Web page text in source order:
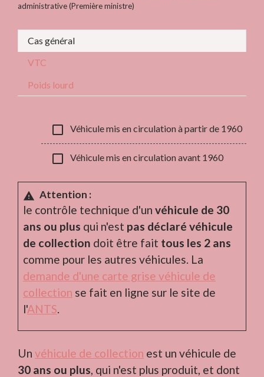
administrative (Première ministre)
Cas général
VTC
Poids lourd
check_box_outline_blank Véhicule mis en circulation à partir de 1960
check_box_outline_blank Véhicule mis en circulation avant 1960
warning Attention :
le contrôle technique d'un véhicule de 30
ans ou plus qui n'est pas déclaré véhicule
de collection doit être fait tous les 2 ans
comme pour les autres véhicules. La
demande d'une carte grise véhicule de
collection se fait en ligne sur le site de
l'ANTS.
Un véhicule de collection est un véhicule de
30 ans ou plus , qui n'est plus produit, et dont